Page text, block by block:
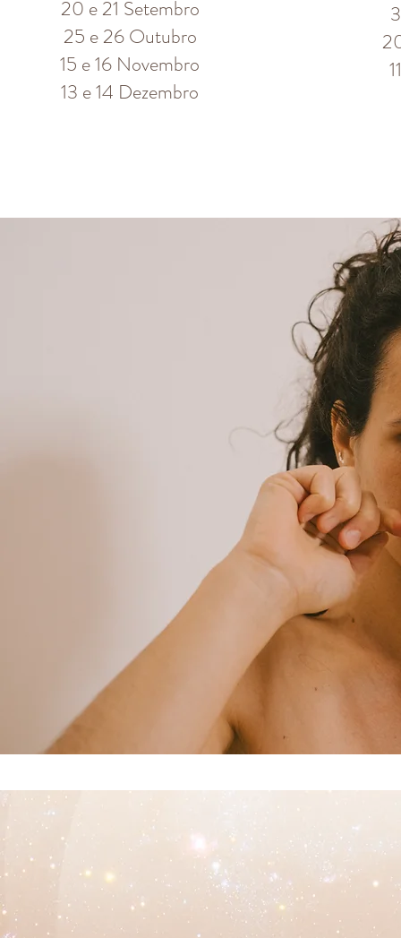
20 e 21 Setembro
25 e 26 Outubro
15 e 16 Novembro
13 e 14 Dezembro​​